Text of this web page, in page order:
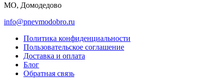
МО, Домодедово
info@pnevmodobro.ru
Политика конфиденциальности
Пользовательское соглашение
Доставка и оплата
Блог
Обратная связь